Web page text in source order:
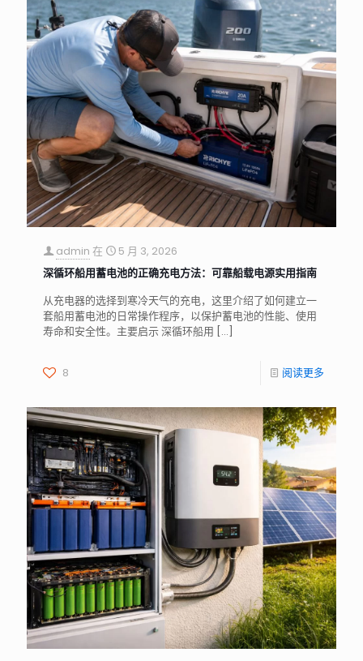
admin 在
5 月 3, 2026
深循环船用蓄电池的正确充电方法：可靠船载电源实用指南
从充电器的选择到寒冷天气的充电，这里介绍了如何建立一
套船用蓄电池的日常操作程序，以保护蓄电池的性能、使用
寿命和安全性。主要启示 深循环船用 […]
8 阅读更多